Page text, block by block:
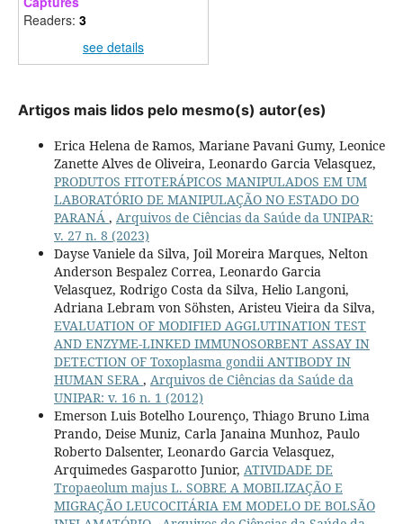
Readers: 3
see details
Artigos mais lidos pelo mesmo(s) autor(es)
Erica Helena de Ramos, Mariane Pavani Gumy, Leonice
Zanette Alves de Oliveira, Leonardo Garcia Velasquez,
PRODUTOS FITOTERÁPICOS MANIPULADOS EM UM
LABORATÓRIO DE MANIPULAÇÃO NO ESTADO DO
PARANÁ , Arquivos de Ciências da Saúde da UNIPAR:
v. 27 n. 8 (2023)
Dayse Vaniele da Silva, Joil Moreira Marques, Nelton
Anderson Bespalez Correa, Leonardo Garcia
Velasquez, Rodrigo Costa da Silva, Helio Langoni,
Adriana Lebram von Söhsten, Aristeu Vieira da Silva,
EVALUATION OF MODIFIED AGGLUTINATION TEST
AND ENZYME-LINKED IMMUNOSORBENT ASSAY IN
DETECTION OF Toxoplasma gondii ANTIBODY IN
HUMAN SERA , Arquivos de Ciências da Saúde da
UNIPAR: v. 16 n. 1 (2012)
Emerson Luis Botelho Lourenço, Thiago Bruno Lima
Prando, Deise Muniz, Carla Janaina Munhoz, Paulo
Roberto Dalsenter, Leonardo Garcia Velasquez,
Arquimedes Gasparotto Junior, ATIVIDADE DE
Tropaeolum majus L. SOBRE A MOBILIZAÇÃO E
MIGRAÇÃO LEUCOCITÁRIA EM MODELO DE BOLSÃO